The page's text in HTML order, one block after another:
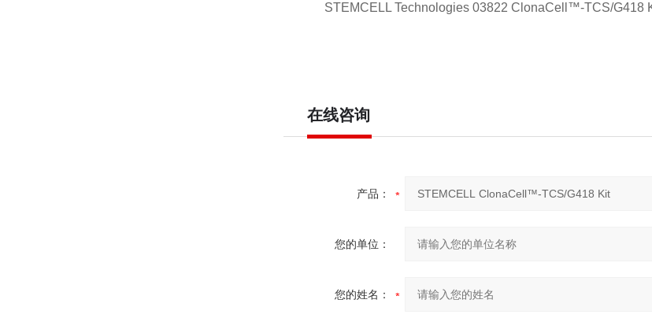
STEMCELL Technologies 03822 ClonaCell™-TCS/G418
在线咨询
产品：
您的单位：
您的姓名：